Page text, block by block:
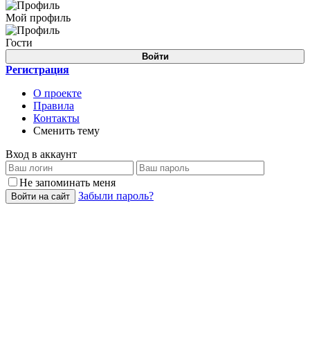
Мой профиль
Гости
Войти
Регистрация
О проекте
Правила
Контакты
Сменить тему
Вход в аккаунт
Не запоминать меня
Войти на сайт Забыли пароль?